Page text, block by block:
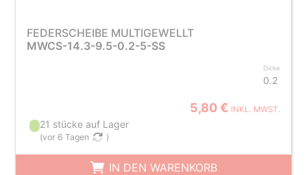
FEDERSCHEIBE MULTIGEWELLT
MWCS-14.3-9.5-0.2-5-SS
Dicke
0.2
5,80 € INKL. MWST.
21 stücke auf Lager
(vor 6 Tagen )
IN DEN WARENKORB